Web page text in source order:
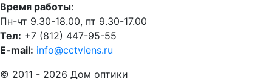
Время работы:
Пн-чт 9.30-18.00, пт 9.30-17.00
Тел: +7 (812) 447-95-55
E-mail: info@cctvlens.ru
© 2011 - 2026 Дом оптики